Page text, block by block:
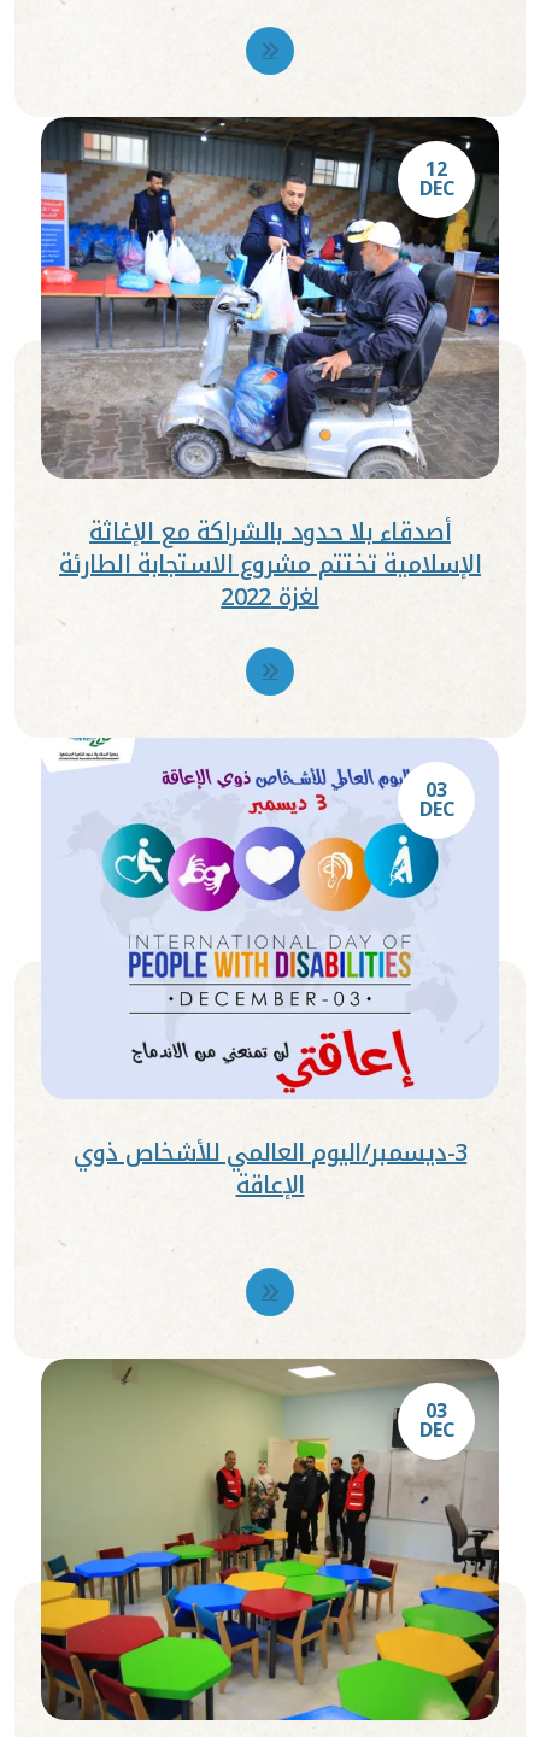
12
DEC
أصدقاء بلا حدود بالشراكة مع الإغاثة
الإسلامية تختتم مشروع الاستجابة الطارئة
لغزة 2022
03
DEC
3-ديسمبر/اليوم العالمي للأشخاص ذوي
الإعاقة
03
DEC